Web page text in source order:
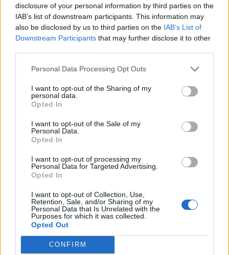
disclosure of your personal information by third parties on the
IAB’s list of downstream participants. This information may
also be disclosed by us to third parties on the IAB’s List of
Downstream Participants that may further disclose it to other
Personal Data Processing Opt Outs
I want to opt-out of the Sharing of my
personal data.
Opted In
I want to opt-out of the Sale of my
Personal Data.
Opted In
I want to opt-out of processing my
Personal Data for Targeted Advertising.
Opted In
I want to opt-out of Collection, Use,
Retention, Sale, and/or Sharing of my
Personal Data that Is Unrelated with the
Purposes for which it was collected.
Opted Out
CONFIRM
DEEEEE!
- Sajnos a megjelenítés még mindig hibás, mert nem
mennyiség beállítást!
Aki szeretné felfrissíteni tudását az akció
részletesebben a tudnivalókat.
A mechanikája megegyezik az eddigi válogatások
Copyright © 2010 - 2017 Magyar FARMERAMA csapat
információkat megpróbáljuk mindig a lehető legaktuálisabban tartani,
ennek ellenére előfordulhat, hogy téves, esetleg nem aktuális adatok,
értékek jelennek meg.
A Bigpoint GmbH, a Farmerama játék üzemeltetője fenntartja magának a
jogot a játékban szereplő elemek változtatására, akár előzetes bejelentés